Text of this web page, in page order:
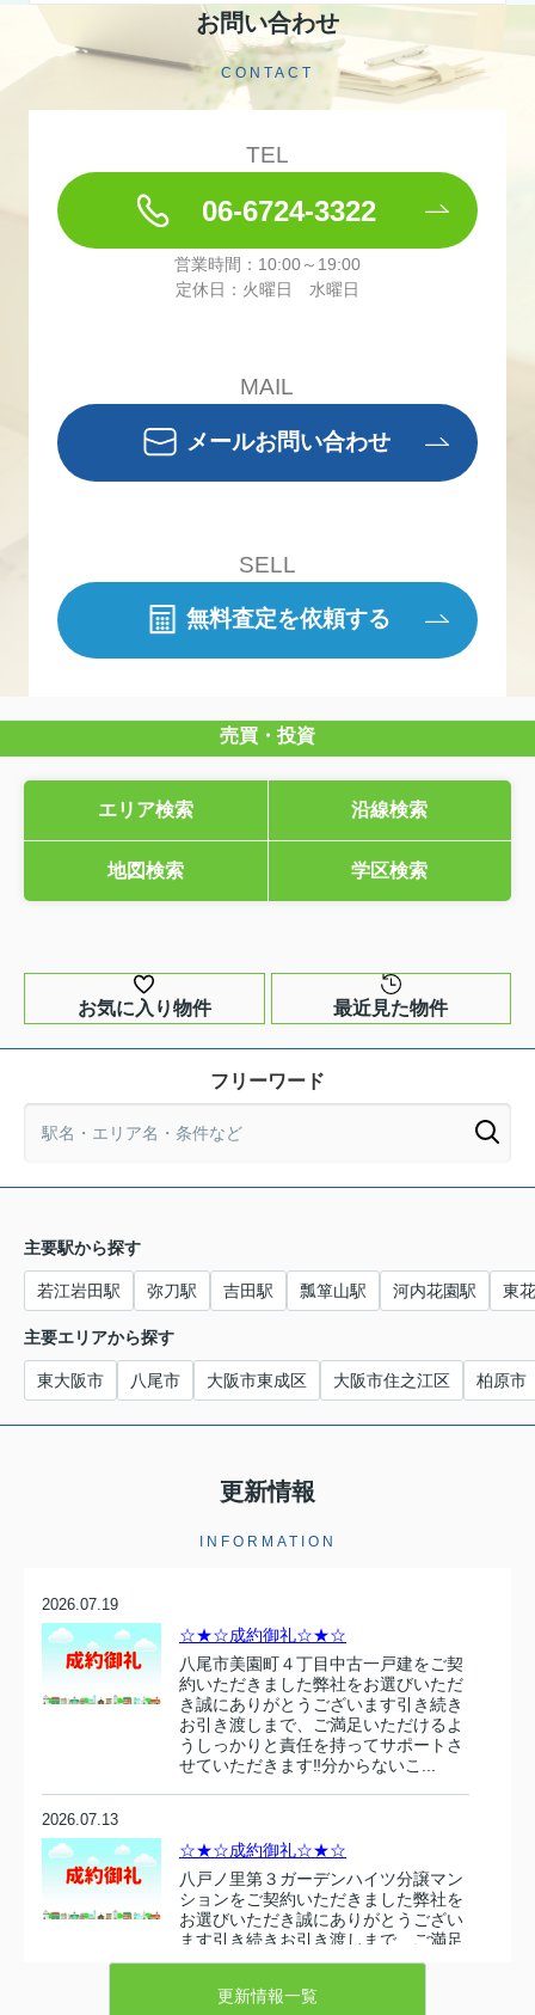
お問い合わせ
CONTACT
TEL
06-6724-3322
営業時間：10:00～19:00
定休日：火曜日 水曜日
MAIL
メールお問い合わせ
SELL
無料査定を依頼する
売買・投資
エリア検索 沿線検索
地図検索 学区検索
お気に入り物件 最近見た物件
フリーワード
主要駅から探す
若江岩田駅 弥刀駅 吉田駅 瓢箪山駅 河内花園駅 東
主要エリアから探す
東大阪市 八尾市 大阪市東成区 大阪市住之江区 柏原市
更新情報
INFORMATION
2026.07.19
☆★☆成約御礼☆★☆
八尾市美園町４丁目中古一戸建をご契
約いただきました弊社をお選びいただ
き誠にありがとうございます引き続き
お引き渡しまで、ご満足いただけるよ
うしっかりと責任を持ってサポートさ
せていただきます‼分からないこ...
2026.07.13
☆★☆成約御礼☆★☆
八戸ノ里第３ガーデンハイツ分譲マン
ションをご契約いただきました弊社を
お選びいただき誠にありがとうござい
ます引き続きお引き渡しまで、ご満足
いただけるようしっかりと責任を持っ
更新情報一覧